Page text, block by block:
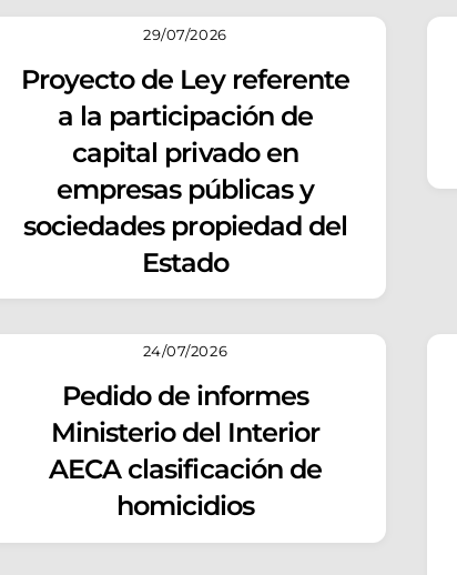
29/07/2026
Proyecto de Ley referente
a la participación de
capital privado en
empresas públicas y
sociedades propiedad del
Estado
24/07/2026
Pedido de informes
Ministerio del Interior
AECA clasificación de
homicidios